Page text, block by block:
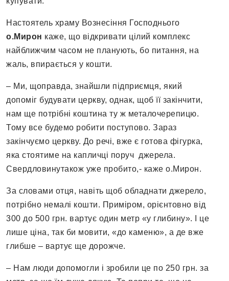
Настоятель храму Вознесіння Господнього
о.Мирон каже, що відкривати цілий комплекс
найближчим часом не планують, бо питання, на
жаль, впирається у кошти.
– Ми, щоправда, знайшли підприємця, який
допоміг будувати церкву, однак, щоб її закінчити,
нам ще потрібні коштина ту ж металочерепицю.
Тому все будемо робити поступово. Зараз
закінчуємо церкву. До речі, вже є готова фігурка,
яка стоятиме на капличці поруч джерела.
Свердловинутакож уже пробито,- каже о.Мирон.
За словами отця, навіть щоб обладнати джерело,
потрібно немалі кошти. Приміром, орієнтовно від
300 до 500 грн. вартує один метр «у глибину». І це
лише ціна, так би мовити, «до каменю», а де вже
глибше – вартує ще дорожче.
– Нам люди допомогли і зробили це по 250 грн. за